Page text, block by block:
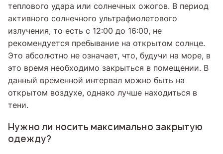
теплового удара или солнечных ожогов. В период
активного солнечного ультрафиолетового
излучения, то есть с 12:00 до 16:00, не
рекомендуется пребывание на открытом солнце.
Это абсолютно не означает, что, будучи на море, в
это время необходимо закрыться в помещении. В
данный временной интервал можно быть на
открытом воздухе, однако лучше находиться в
тени.
Нужно ли носить максимально закрытую
одежду?